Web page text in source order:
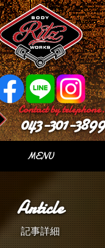
Contact by telephone.
043-301-3899
MENU
Our Serivce 在庫車情報
Parts Sales 作業日誌
Article
記事詳細